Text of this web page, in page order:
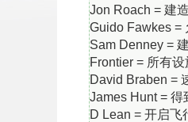
Jon Roach = 建
Guido Fawkes =
Sam Denney =
Frontier = 所有
David Braben =
James Hunt = 得
D Lean = 开启飞